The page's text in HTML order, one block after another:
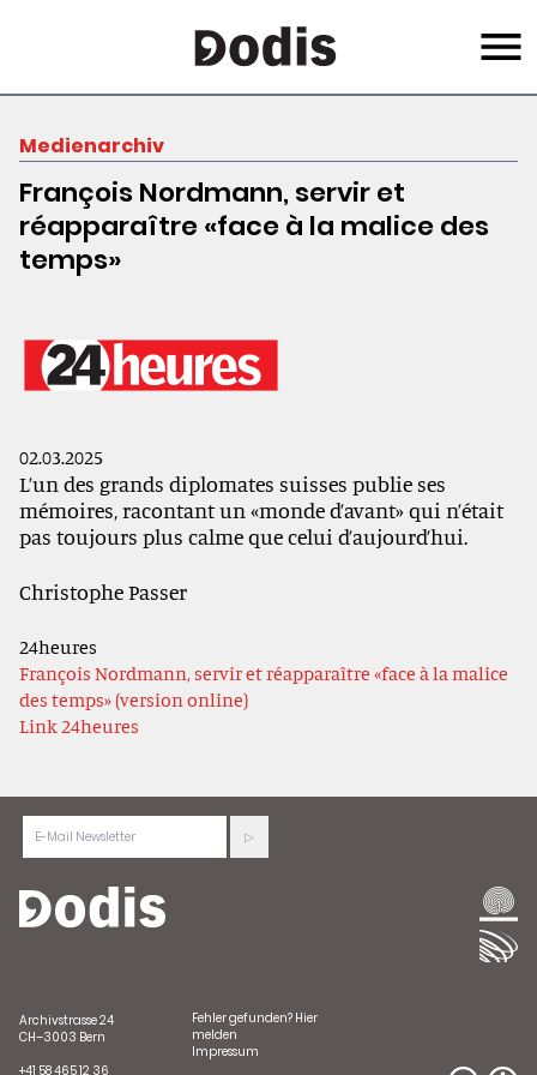
content
Menu
Medienarchiv
François Nordmann, servir et
réapparaître «face à la malice des
temps»
02.03.2025
L’un des grands diplomates suisses publie ses
mémoires, racontant un «monde d’avant» qui n’était
pas toujours plus calme que celui d’aujourd’hui.
Christophe Passer
24heures
François Nordmann, servir et réapparaître «face à la malice
des temps» (version online)
Link 24heures
Archivstrasse 24
CH–3003 Bern
+41 58 465 12 36
Fehler gefunden? Hier
melden
Impressum